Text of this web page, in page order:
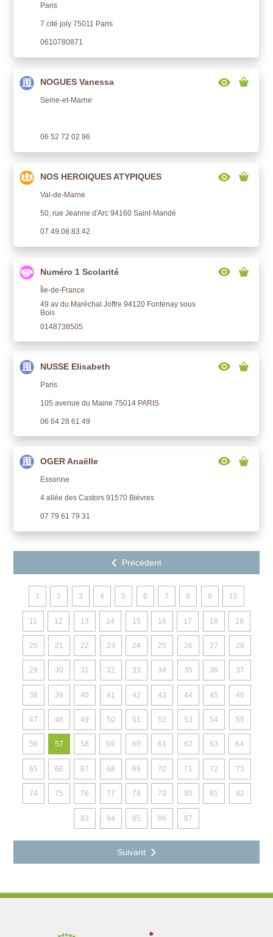
Paris
7 cité joly 75011 Paris
0610780871
NOGUES Vanessa
Seine-et-Marne
06 52 72 02 96
NOS HEROIQUES ATYPIQUES
Val-de-Marne
50, rue Jeanne d'Arc 94160 Saint-Mandé
07.49.08.83.42
Numéro 1 Scolarité
Île-de-France
49 av du Maréchal Joffre 94120 Fontenay sous
Bois
0148738505
NUSSE Elisabeth
Paris
105 avenue du Maine 75014 PARIS
06 64 28 61 49
OGER Anaëlle
Essonne
4 allée des Castors 91570 Bièvres
07 79 61 79 31
1 2 3 4 5 6 7 8 9 10
11 12 13 14 15 16 17 18 19
20 21 22 23 24 25 26 27 28
29 30 31 32 33 34 35 36 37
38 39 40 41 42 43 44 45 46
47 48 49 50 51 52 53 54 55
56 57 58 59 60 61 62 63 64
65 66 67 68 69 70 71 72 73
74 75 76 77 78 79 80 81 82
83 84 85 86 87